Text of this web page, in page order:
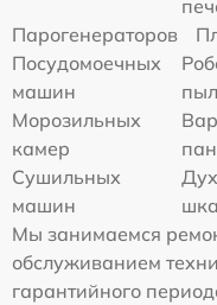
Парогенераторов
Посудомоечных
машин
Морозильных
камер
Сушильных
машин
Мы занимаемся
обслуживанием
гарантийного